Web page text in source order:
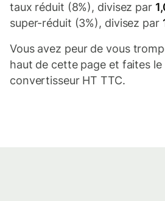
taux réduit (8%), divisez par
super-réduit (3%), divisez par
Vous avez peur de vous
haut de cette page et faites
convertisseur HT TTC.